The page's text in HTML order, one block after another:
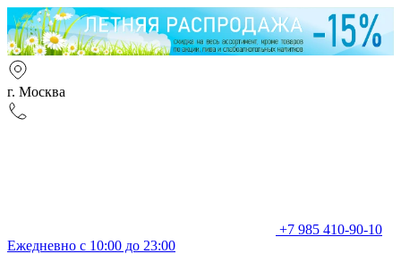
г. Москва
+7 985 410-90-10
Ежедневно с 10:00 до 23:00